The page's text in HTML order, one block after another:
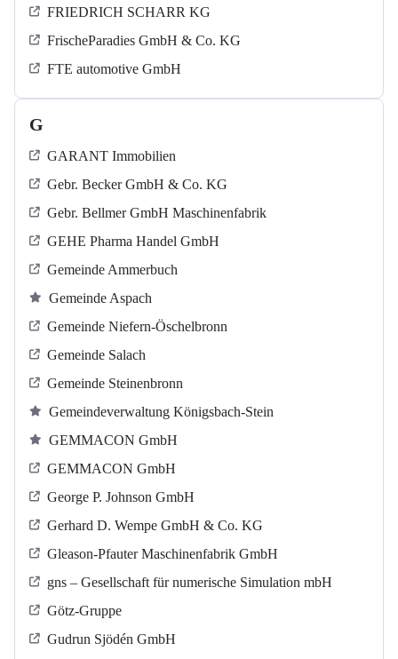
FRIEDRICH SCHARR KG
FrischeParadies GmbH & Co. KG
FTE automotive GmbH
G
GARANT Immobilien
Gebr. Becker GmbH & Co. KG
Gebr. Bellmer GmbH Maschinenfabrik
GEHE Pharma Handel GmbH
Gemeinde Ammerbuch
Gemeinde Aspach
Gemeinde Niefern-Öschelbronn
Gemeinde Salach
Gemeinde Steinenbronn
Gemeindeverwaltung Königsbach-Stein
GEMMACON GmbH
GEMMACON GmbH
George P. Johnson GmbH
Gerhard D. Wempe GmbH & Co. KG
Gleason-Pfauter Maschinenfabrik GmbH
gns – Gesellschaft für numerische Simulation mbH
Götz-Gruppe
Gudrun Sjödén GmbH